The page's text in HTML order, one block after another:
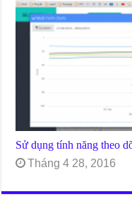
Sử dụng tính năng theo
Tháng 4 28, 2016